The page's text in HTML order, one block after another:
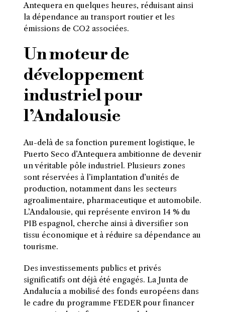
Antequera en quelques heures, réduisant ainsi
la dépendance au transport routier et les
émissions de CO2 associées.
Un moteur de
développement
industriel pour
l’Andalousie
Au-delà de sa fonction purement logistique, le
Puerto Seco d’Antequera ambitionne de devenir
un véritable pôle industriel. Plusieurs zones
sont réservées à l’implantation d’unités de
production, notamment dans les secteurs
agroalimentaire, pharmaceutique et automobile.
L’Andalousie, qui représente environ 14 % du
PIB espagnol, cherche ainsi à diversifier son
tissu économique et à réduire sa dépendance au
tourisme.
Des investissements publics et privés
significatifs ont déjà été engagés. La Junta de
Andalucía a mobilisé des fonds européens dans
le cadre du programme FEDER pour financer